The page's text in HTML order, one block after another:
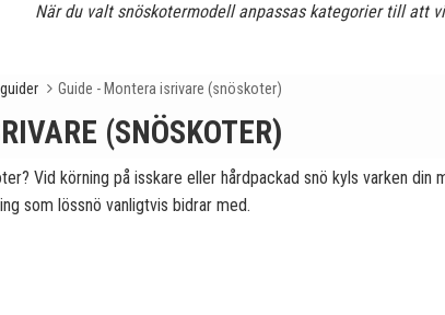
När du valt snöskotermodell anpassas kategorier till att
Guide - Montera isrivare (snöskoter)
(SNÖSKOTER)
Vid körning på isskare eller hårdpackad snö kyls varken
som lössnö vanligtvis bidrar med.